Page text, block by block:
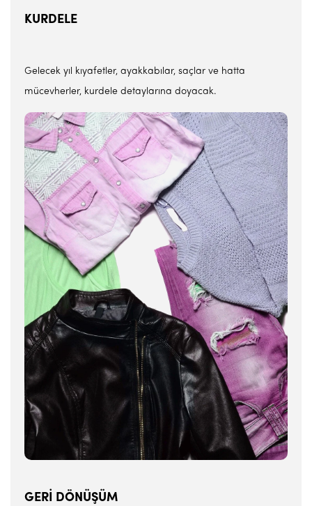
KURDELE
Gelecek yıl kıyafetler, ayakkabılar, saçlar ve hatta
mücevherler, kurdele detaylarına doyacak.
GERİ DÖNÜŞÜM